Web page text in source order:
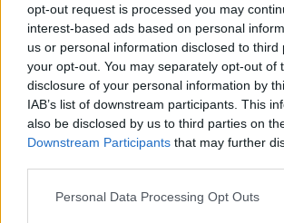
opt-out request is processed you may
interest-based ads based on personal
us or personal information disclosed to third
your opt-out. You may separately opt-out of
disclosure of your personal information by
IAB’s list of downstream participants. This
also be disclosed by us to third parties on
Downstream Participants that may further
Personal Data Processing Opt Outs
Πριν 4 ημέρες
70 χρόνια ιστορίας και συγκίνησης
Ανδρεάδειο Γυμνάσιο Βροντάδου